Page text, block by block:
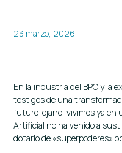
23 marzo, 2026
En la industria del BPO y la
testigos de una
futuro lejano, vivimos ya en
Artificial no ha venido a
dotarlo de «superpoderes»